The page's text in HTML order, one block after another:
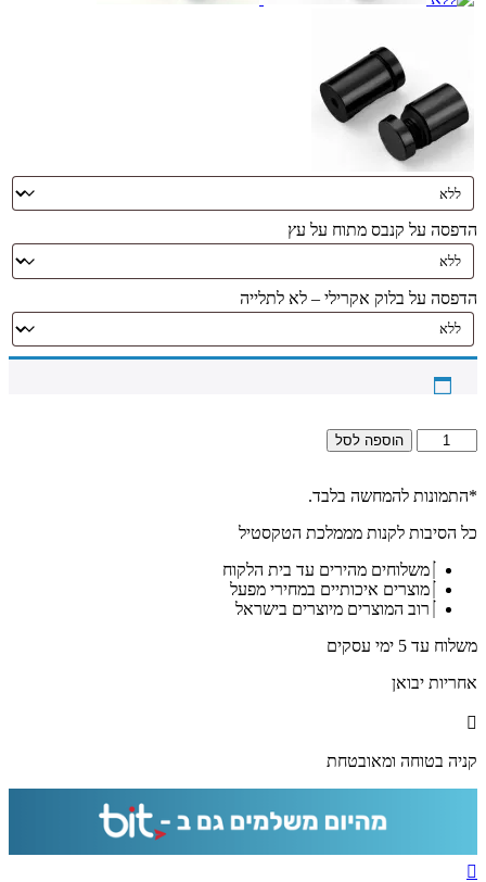
הדפסה על קנבס מתוח על עץ
הדפסה על בלוק אקרילי – לא לתלייה
כמות
של
-
פטום
מעוצבת
קנבס
זכוכית
הוספה לסל
*התמונות להמחשה בלבד.
כל הסיבות לקנות מממלכת הטקסטיל
משלוחים מהירים עד בית הלקוח
מוצרים איכותיים במחירי מפעל
רוב המוצרים מיוצרים בישראל
משלוח עד 5 ימי עסקים
אחריות יבואן
קניה בטוחה ומאובטחת